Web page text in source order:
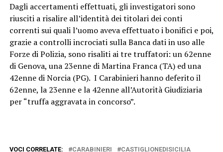
Dagli accertamenti effettuati, gli investigatori sono
riusciti a risalire all’identità dei titolari dei conti
correnti sui quali l’uomo aveva effettuato i bonifici e poi,
grazie a controlli incrociati sulla Banca dati in uso alle
Forze di Polizia, sono risaliti ai tre truffatori: un 62enne
di Genova, una 23enne di Martina Franca (TA) ed una
42enne di Norcia (PG). I Carabinieri hanno deferito il
62enne, la 23enne e la 42enne all’Autorità Giudiziaria
per “truffa aggravata in concorso”.
VOCI CORRELATE: CARABINIERI
CASTIGLIONEDISICILIA